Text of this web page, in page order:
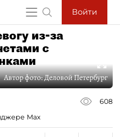
Войти
из-за
с
Автор фото:Деловой Петербург
608
Max